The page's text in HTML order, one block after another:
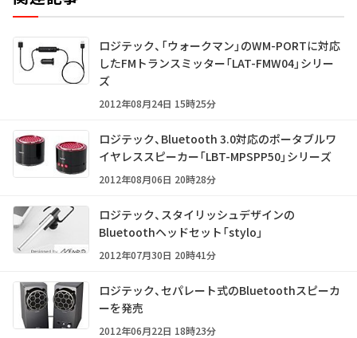
ロジテック、「ウォークマン」のWM-PORTに対応
したFMトランスミッター「LAT-FMW04」シリー
ズ
2012年08月24日 15時25分
ロジテック、Bluetooth 3.0対応のポータブルワ
イヤレススピーカー「LBT-MPSPP50」シリーズ
2012年08月06日 20時28分
ロジテック、スタイリッシュデザインの
Bluetoothヘッドセット「stylo」
2012年07月30日 20時41分
ロジテック、セパレート式のBluetoothスピーカ
ーを発売
2012年06月22日 18時23分